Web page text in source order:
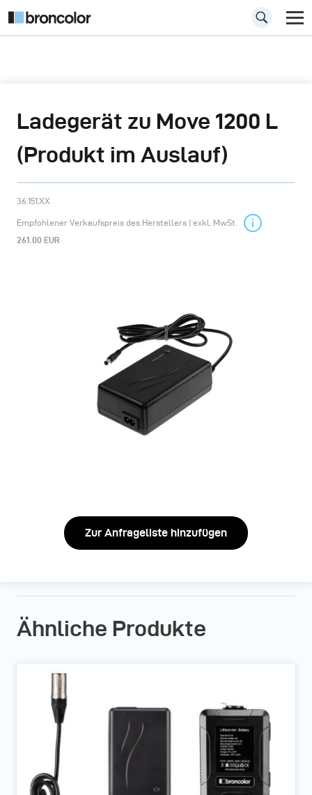
Ladegerät zu Move 1200 L
(Produkt im Auslauf)
36.151.XX
Empfohlener Verkaufspreis des Herstellers | exkl. MwSt.
261.00 EUR
Zur Anfrageliste hinzufügen
Ähnliche Produkte